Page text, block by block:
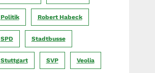
Politik Robert Habeck
SPD Stadtbusse
Stuttgart SVP Veolia